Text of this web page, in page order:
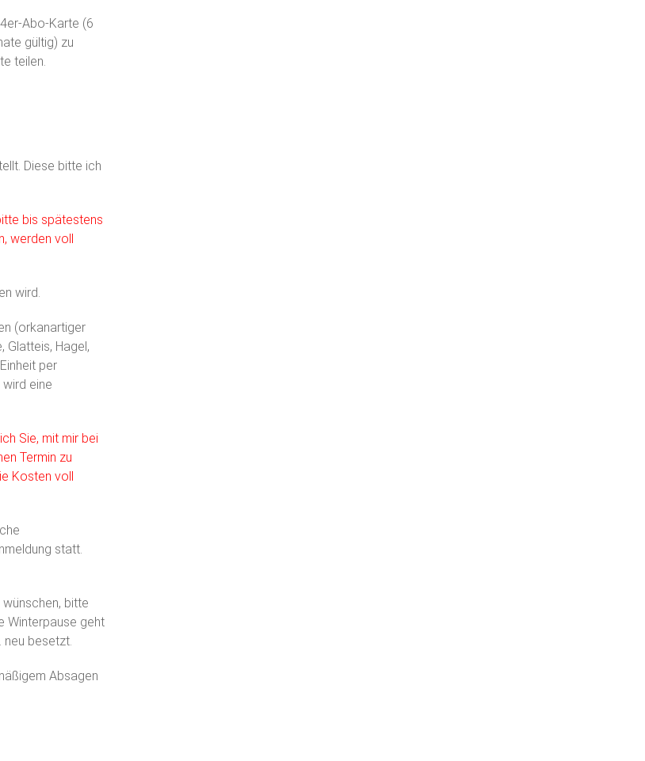
Abo-Karte (6
gültig) zu
teilen.
Diese bitte ich
bis spätestens
werden voll
wird.
(orkanartiger
Glatteis, Hagel,
per
eine
Sie, mit mir bei
Termin zu
Kosten voll
statt.
bitte
Winterpause geht
neu besetzt.
Absagen